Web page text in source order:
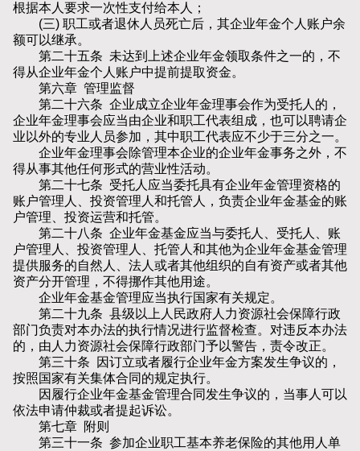
根据本人要求一次性支付给本人；
(三) 职工或者退休人员死亡后，其企业年金个人账户余
额可以继承。
第二十五条 未达到上述企业年金领取条件之一的，不
得从企业年金个人账户中提前提取资金。
第六章 管理监督
第二十六条 企业成立企业年金理事会作为受托人的，
企业年金理事会应当由企业和职工代表组成，也可以聘请企
业以外的专业人员参加，其中职工代表应不少于三分之一。
企业年金理事会除管理本企业的企业年金事务之外，不
得从事其他任何形式的营业性活动。
第二十七条 受托人应当委托具有企业年金管理资格的
账户管理人、投资管理人和托管人，负责企业年金基金的账
户管理、投资运营和托管。
第二十八条 企业年金基金应当与委托人、受托人、账
户管理人、投资管理人、托管人和其他为企业年金基金管理
提供服务的自然人、法人或者其他组织的自有资产或者其他
资产分开管理，不得挪作其他用途。
企业年金基金管理应当执行国家有关规定。
第二十九条 县级以上人民政府人力资源社会保障行政
部门负责对本办法的执行情况进行监督检查。对违反本办法
的，由人力资源社会保障行政部门予以警告，责令改正。
第三十条 因订立或者履行企业年金方案发生争议的，
按照国家有关集体合同的规定执行。
因履行企业年金基金管理合同发生争议的，当事人可以
依法申请仲裁或者提起诉讼。
第七章 附则
第三十一条 参加企业职工基本养老保险的其他用人单